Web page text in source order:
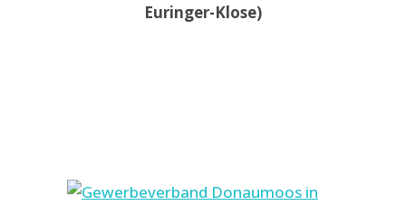
Euringer-Klose)